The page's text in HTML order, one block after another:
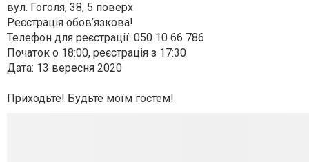
вул. Гоголя, 38, 5 поверх
Реєстрація обов’язкова!
Телефон для реєстрації: 050 10 66 786
Початок о 18:00, реєстрація з 17:30
Дата: 13 вересня 2020
Приходьте! Будьте моїм гостем!